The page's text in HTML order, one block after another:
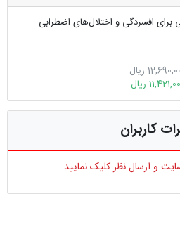
افسردگی و اختلال‌های اضطرابی
ریال
ریال
کاربران
و ارسال نظر کلیک نمایید